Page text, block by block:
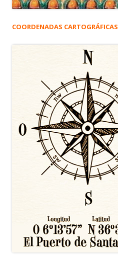
COORDENADAS CARTOGRÁFICAS